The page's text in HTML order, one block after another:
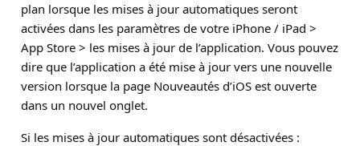
plan lorsque les mises à jour automatiques seront
activées dans les paramètres de votre iPhone / iPad >
App Store > les mises à jour de l’application. Vous pouvez
dire que l’application a été mise à jour vers une nouvelle
version lorsque la page Nouveautés d’iOS est ouverte
dans un nouvel onglet.
Si les mises à jour automatiques sont désactivées :